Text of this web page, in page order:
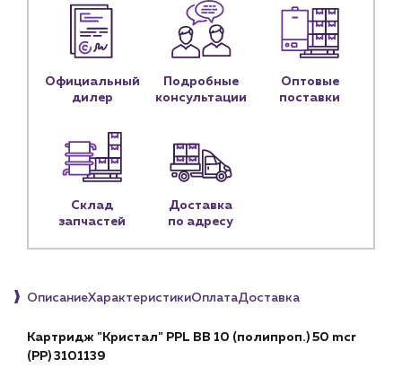
Личный кабинет
Контакты
+7 (918) 070-19-79
Пн – пт: 9:00 – 18:00
sales@profpotok.ru
Официальный
дилер
Подробные
консультации
Оптовые
поставки
Склад
запчастей
Доставка
по адресу
ОписаниеХарактеристикиОплатаДоставка
Картридж "Кристал" PPL BB 10 (полипроп.) 50 mcr
(PP) 3101139